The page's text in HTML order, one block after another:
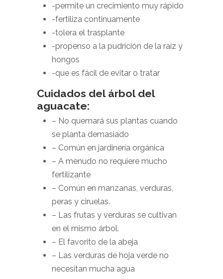
-permite un crecimiento muy rápido
-fertiliza continuamente
-tolera el trasplante
-propenso a la pudrición de la raíz y
hongos
-que es fácil de evitar o tratar
Cuidados del árbol del
aguacate:
– No quemará sus plantas cuando
se planta demasiado
– Común en jardinería orgánica
– A menudo no requiere mucho
fertilizante
– Común en manzanas, verduras,
peras y ciruelas.
– Las frutas y verduras se cultivan
en el mismo árbol.
– El favorito de la abeja
– Las verduras de hoja verde no
necesitan mucha agua